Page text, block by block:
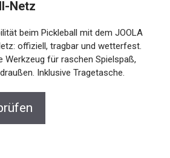
Netz
beim Pickleball mit dem JOOLA
offiziell, tragbar und wetterfest.
Werkzeug für raschen Spielspaß,
Inklusive Tragetasche.